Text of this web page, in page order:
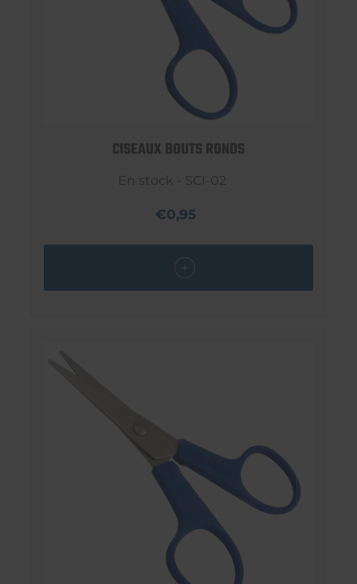
CISEAUX BOUTS RONDS
En stock - SCI-02
€0,95